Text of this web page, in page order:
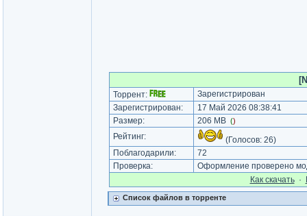
Торрент:
Зарегистрирован
Зарегистрирован:
17 Май 2026 08:38:41
Размер:
206 MB ()
Рейтинг: (Голосов: 26)
Поблагодарили:
72
Проверка:
Оформление проверено
Как cкачать·
Список файлов в торренте